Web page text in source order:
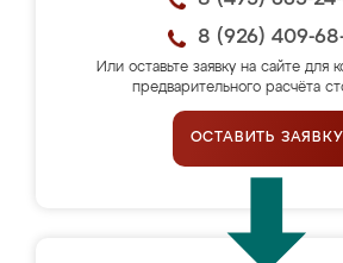
8 (926) 409-
Или оставьте заявку на сайте для
предварительного расчёта
ОСТАВИТЬ ЗАЯВКУ